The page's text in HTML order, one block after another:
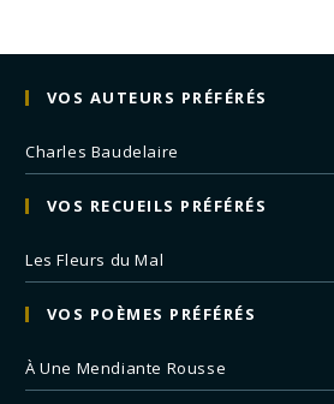
VOS AUTEURS PRÉFÉRÉS
Charles Baudelaire
VOS RECUEILS PRÉFÉRÉS
Les Fleurs du Mal
VOS POÈMES PRÉFÉRÉS
À Une Mendiante Rousse